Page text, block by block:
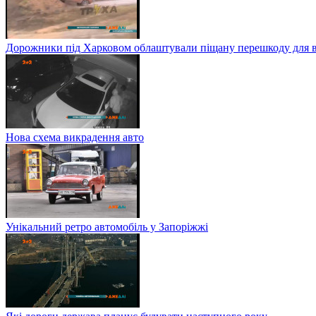
Дорожники під Харковом облаштували піщану перешкоду для
Нова схема викрадення авто
Унікальний ретро автомобіль у Запоріжжі